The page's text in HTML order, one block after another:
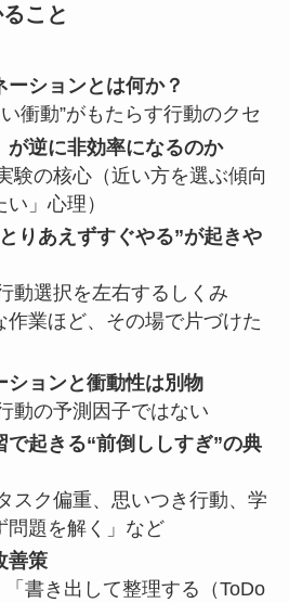
こと
ーションとは何か？
衝動”がもたらす行動のクセ
が逆に非効率になるのか
験の核心（近い方を選ぶ傾向
」心理）
りあえずすぐやる”が起きや
動選択を左右するしくみ
業ほど、その場で片づけた
ションと衝動性は別物
動の予測因子ではない
で起きる“前倒ししすぎ”の典
スク偏重、思いつき行動、学
問題を解く」など
善策
書き出して整理する（ToDo